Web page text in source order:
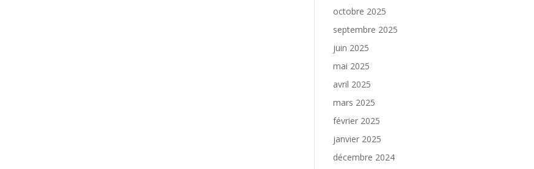
octobre 2025
septembre 2025
juin 2025
mai 2025
avril 2025
mars 2025
février 2025
janvier 2025
décembre 2024